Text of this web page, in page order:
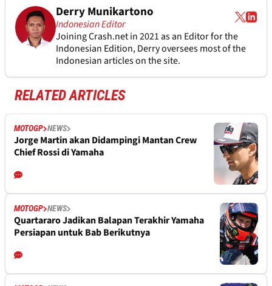
Derry Munikartono
Indonesian Editor
Joining Crash.net in 2021 as an Editor for the
Indonesian Edition, Derry oversees most of the
Indonesian articles on the site.
RELATED ARTICLES
MOTOGP NEWS
Jorge Martin akan Didampingi Mantan Crew
Chief Rossi di Yamaha
MOTOGP NEWS
Quartararo Jadikan Balapan Terakhir Yamaha
Persiapan untuk Bab Berikutnya